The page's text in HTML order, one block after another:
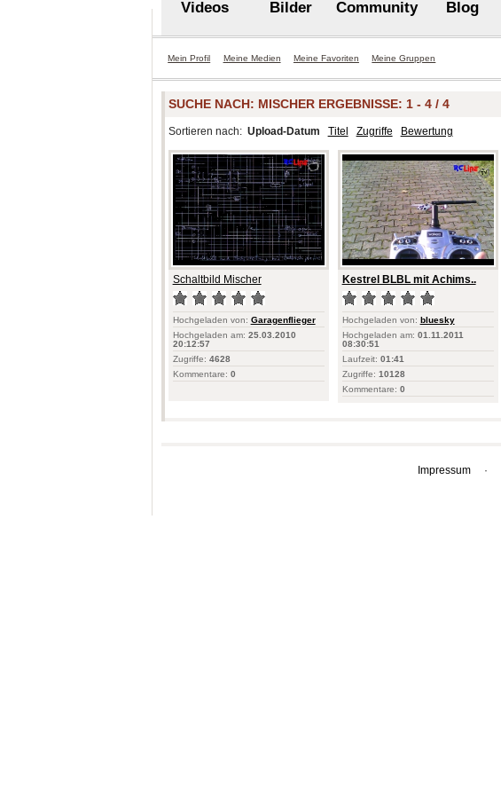
Videos Bilder Community Blog
Mein Profil Meine Medien Meine Favoriten Meine Gruppen
SUCHE NACH: MISCHER ERGEBNISSE: 1 - 4 / 4
Sortieren nach: Upload-Datum Titel Zugriffe Bewertung
Schaltbild Mischer
Hochgeladen von: Garagenflieger
Hochgeladen am: 25.03.2010
20:12:57
Zugriffe: 4628
Kommentare: 0
Kestrel BLBL mit Achims..
Hochgeladen von: bluesky
Hochgeladen am: 01.11.2011
08:30:51
Laufzeit: 01:41
Zugriffe: 10128
Kommentare: 0
Impressum ·